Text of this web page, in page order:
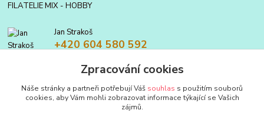
FILATELIE MIX - HOBBY
Jan Strakoš
+420 604 580 592
filatelie.mix@seznam.czZpracování cookies
Náše stránky a partneři potřebují Váš souhlas s použitím souborů
cookies, aby Vám mohli zobrazovat informace týkající se Vašich
zájmů.